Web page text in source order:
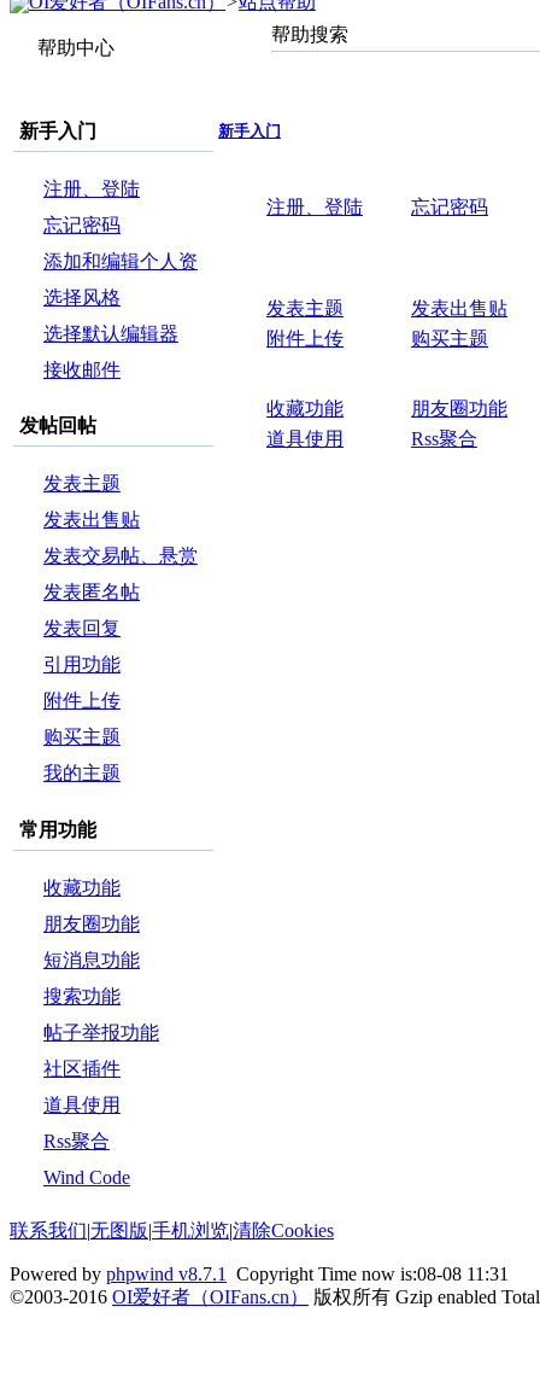
帮助中心
帮助搜索
新手入门
注册、登陆
忘记密码
添加和编辑个人资
料
选择风格
选择默认编辑器
接收邮件
发帖回帖
发表主题
发表出售贴
发表交易帖、悬赏
帖和投票帖
发表匿名帖
发表回复
引用功能
附件上传
购买主题
我的主题
常用功能
收藏功能
朋友圈功能
短消息功能
搜索功能
帖子举报功能
社区插件
道具使用
Rss聚合
Wind Code
新手入门
注册、登陆 忘记密码
发表主题
发表出售贴
附件上传
购买主题
收藏功能
朋友圈功能
道具使用
Rss聚合
联系我们|无图版|手机浏览|清除Cookies
Powered by phpwind v8.7.1
Copyright Time now is:08-08 11:31
©2003-2016 OI爱好者（OIFans.cn） 版权所有 Gzip enabled